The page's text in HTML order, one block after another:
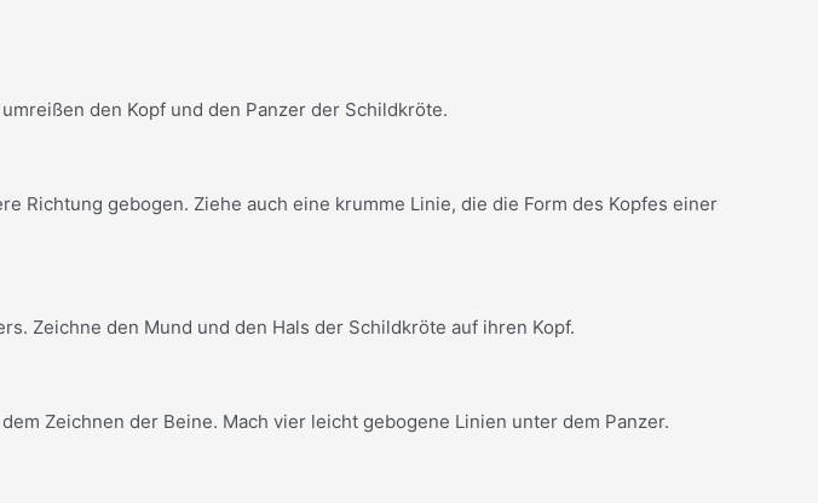
den Kopf und den Panzer der Schildkröte.
Richtung gebogen. Ziehe auch eine krumme Linie, die die Form des Kopfes einer
Zeichne den Mund und den Hals der Schildkröte auf ihren Kopf.
Zeichnen der Beine. Mach vier leicht gebogene Linien unter dem Panzer.